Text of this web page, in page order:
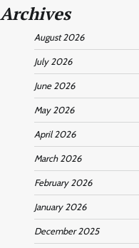
Archives
August 2026
July 2026
June 2026
May 2026
April 2026
March 2026
February 2026
January 2026
December 2025